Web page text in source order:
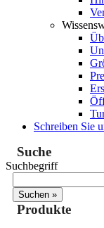
Schreiben Sie
Suche
Suchbegriff
Produkte